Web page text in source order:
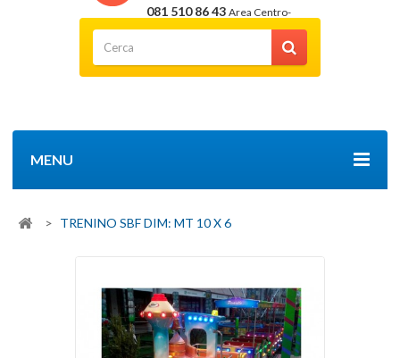
081 510 86 43 Area Centro-
Sud
MENU
> TRENINO SBF DIM: MT 10 X 6